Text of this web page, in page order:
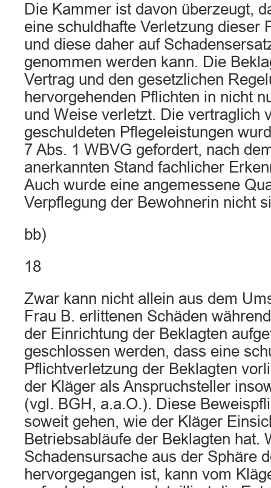
Die Kammer ist davon überzeugt,
eine schuldhafte Verletzung dieser
und diese daher auf
genommen werden kann. Die
Vertrag und den gesetzlichen
hervorgehenden Pflichten in nicht
und Weise verletzt. Die vertraglich
geschuldeten Pflegeleistungen
7 Abs. 1 WBVG gefordert, nach
anerkannten Stand fachlicher
Auch wurde eine angemessene
Verpflegung der Bewohnerin nicht
bb)
18
Zwar kann nicht allein aus dem
Frau B. erlittenen Schäden
der Einrichtung der Beklagten
geschlossen werden, dass eine
Pflichtverletzung der Beklagten
der Kläger als Anspruchsteller
(vgl. BGH, a.a.O.). Diese
soweit gehen, wie der Kläger
Betriebsabläufe der Beklagten hat.
Schadensursache aus der Sphäre
hervorgegangen ist, kann vom